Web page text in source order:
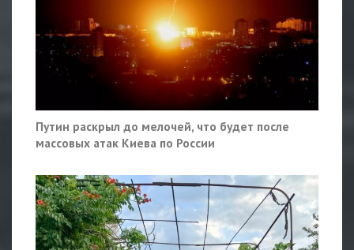
Путин раскрыл до мелочей, что будет после
массовых атак Киева по России